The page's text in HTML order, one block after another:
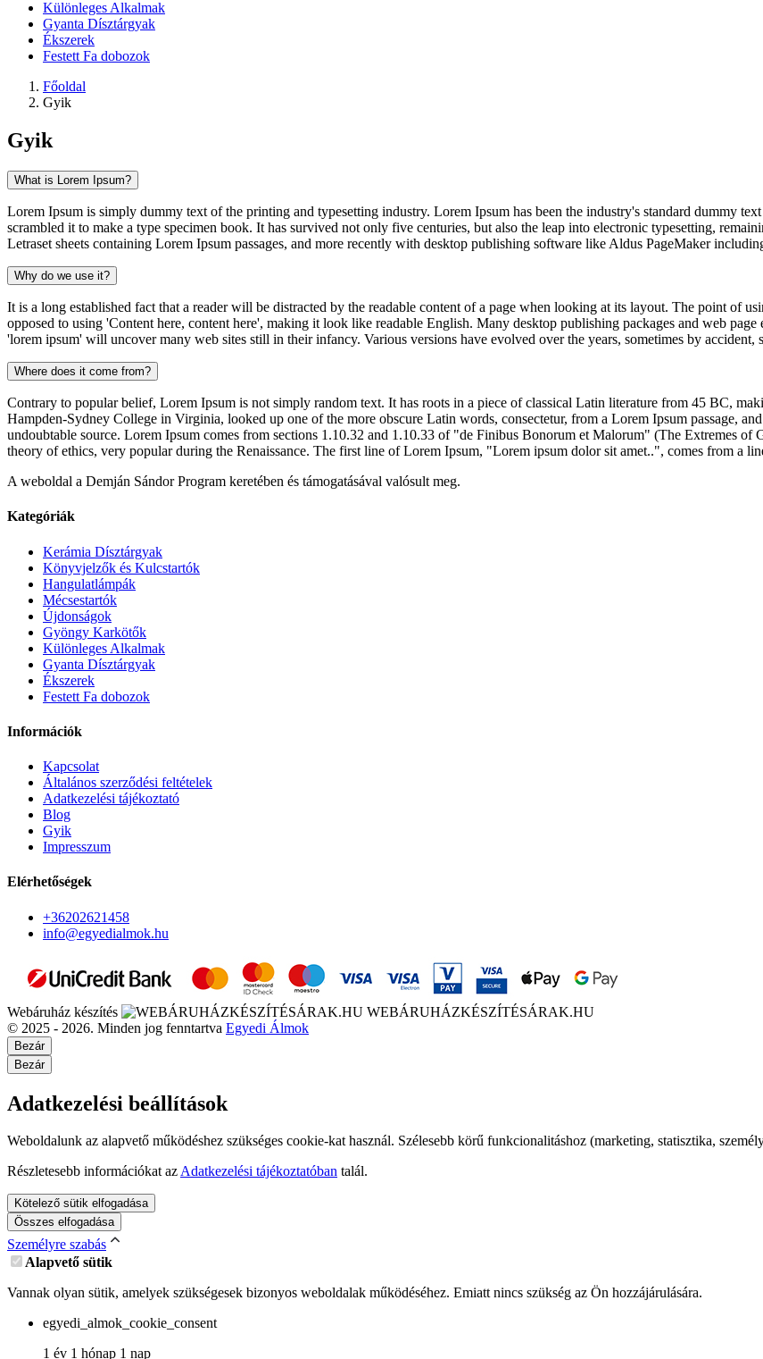
Különleges Alkalmak
Gyanta Dísztárgyak
Ékszerek
Festett Fa dobozok
Főoldal
Gyik
Gyik
What is Lorem Ipsum?
Lorem Ipsum is simply dummy text of the printing and typesetting industry. Lorem Ipsum has been the industry's standard dummy
scrambled it to make a type specimen book. It has survived not only five centuries, but also the leap into electronic typesetting,
Letraset sheets containing Lorem Ipsum passages, and more recently with desktop publishing software like Aldus PageMaker
Why do we use it?
It is a long established fact that a reader will be distracted by the readable content of a page when looking at its layout. The point of
opposed to using 'Content here, content here', making it look like readable English. Many desktop publishing packages and web
'lorem ipsum' will uncover many web sites still in their infancy. Various versions have evolved over the years, sometimes by accident,
Where does it come from?
Contrary to popular belief, Lorem Ipsum is not simply random text. It has roots in a piece of classical Latin literature from 45 BC,
Hampden-Sydney College in Virginia, looked up one of the more obscure Latin words, consectetur, from a Lorem Ipsum passage,
undoubtable source. Lorem Ipsum comes from sections 1.10.32 and 1.10.33 of "de Finibus Bonorum et Malorum" (The Extremes
theory of ethics, very popular during the Renaissance. The first line of Lorem Ipsum, "Lorem ipsum dolor sit amet..", comes from a
A weboldal a Demján Sándor Program keretében és támogatásával valósult meg.
Kategóriák
Kerámia Dísztárgyak
Könyvjelzők és Kulcstartók
Hangulatlámpák
Mécsestartók
Újdonságok
Gyöngy Karkötők
Különleges Alkalmak
Gyanta Dísztárgyak
Ékszerek
Festett Fa dobozok
Információk
Kapcsolat
Általános szerződési feltételek
Adatkezelési tájékoztató
Blog
Gyik
Impresszum
Elérhetőségek
+36202621458
info@egyedialmok.hu
Webáruház készítés
WEBÁRUHÁZKÉSZÍTÉSÁRAK.HU
© 2025 - 2026. Minden jog fenntartva Egyedi Álmok
Bezár
Bezár
Adatkezelési beállítások
Weboldalunk az alapvető működéshez szükséges cookie-kat használ. Szélesebb körű funkcionalitáshoz (marketing, statisztika,
Részletesebb információkat azAdatkezelési tájékoztatóban talál.
Kötelező sütik elfogadása
Összes elfogadása
Személyre szabás
Alapvető sütik
Vannak olyan sütik, amelyek szükségesek bizonyos weboldalak működéséhez. Emiatt nincs szükség az Ön hozzájárulására.
egyedi_almok_cookie_consent
1 év 1 hónap 1 nap